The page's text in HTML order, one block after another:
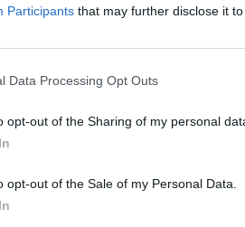
Participants that may further disclose it
Data Processing Opt Outs
opt-out of the Sharing of my personal
opt-out of the Sale of my Personal Data.
–
Liūdna vyresnio amžiaus
užgaulūs įvardžiai